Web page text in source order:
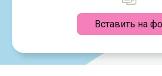
Вставить на